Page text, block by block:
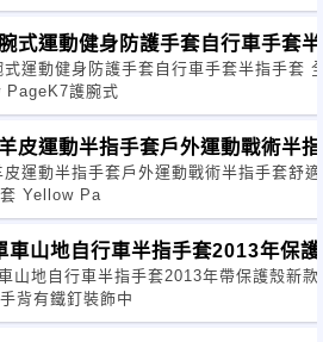
式運動健身防護手套自行車手套
式運動健身防護手套自行車手套半指手套
PageK7護腕式
皮運動半指手套戶外運動戰術半
皮運動半指手套戶外運動戰術半指手套舒
Yellow Pa
車山地自行車半指手套2013年保
山地自行車半指手套2013年帶保護殼新
背有鐵釘裝飾中